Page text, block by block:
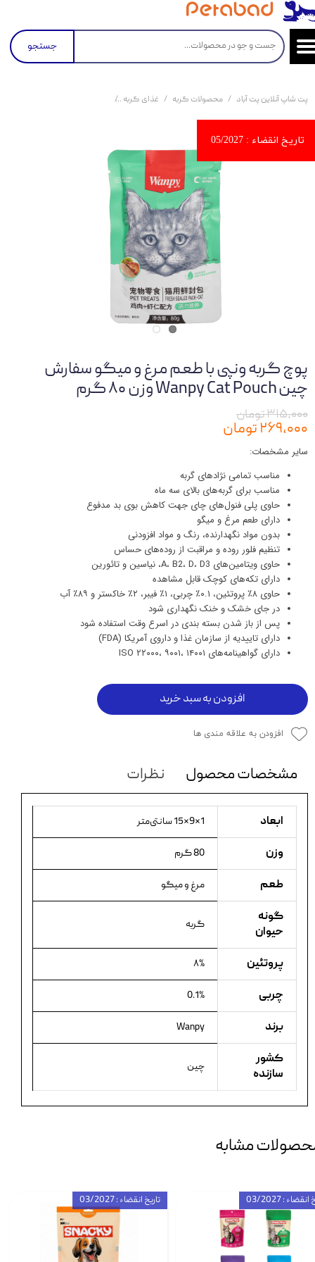
جستجو
پت شاپ آنلاین پت آباد محصولات گربه غذای گربه
پوچ گربه ونپی با طعم مرغ و میگو سفارش
چین Wanpy Cat Pouch وزن ۸۰ گرم
۳۱۵,۰۰۰ تومان
۲۶۹,۰۰۰ تومان
سایر مشخصات:
مناسب تمامی نژادهای گربه
مناسب برای گربه‌های بالای سه ماه
حاوی پلی فنول‌های چای جهت کاهش بوی بد مدفوع
دارای طعم مرغ و میگو
بدون مواد نگهدارنده، رنگ و مواد افزودنی
تنظیم فلور روده و مراقبت از روده‌های حساس
حاوی ویتامین‌های A، B2، D، D3، نیاسین و تائورین
دارای تکه‌های کوچک قابل مشاهده
حاوی ۸٪ پروتئین، ۰.۱٪ چربی، ۱٪ فیبر، ۲٪ خاکستر و ۸۹٪ آب
در جای خشک و خنک نگهداری شود
پس از باز شدن بسته بندی در اسرع وقت استفاده شود
دارای تاییدیه از سازمان غذا و داروی آمریکا (FDA)
دارای گواهینامه‌های ISO ۲۲۰۰۰، ۹۰۰۱، ۱۴۰۰۱
افزودن به سبد خرید
افزودن به علاقه مندی ها
مشخصات محصول نظرات
ابعاد 1×9×15 سانتی‌متر
وزن 80 گرم
طعم مرغ و میگو
گونه
حیوان
گربه
پروتئین ۸%
چربی 0.1%
برند Wanpy
کشور
سازنده
چین
مشابه
تاریخ انقضاء : 03/2027 : 03/2027